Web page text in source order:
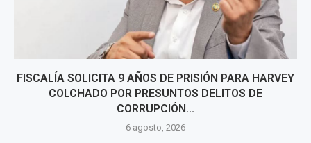
FISCALÍA SOLICITA 9 AÑOS DE PRISIÓN PARA HARVEY
COLCHADO POR PRESUNTOS DELITOS DE
CORRUPCIÓN...
6 agosto, 2026